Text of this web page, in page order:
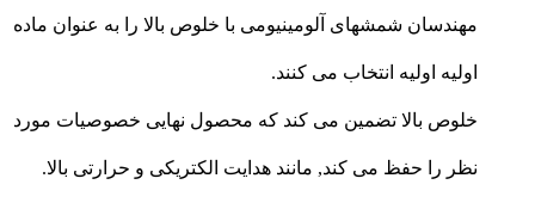
مهندسان شمشهای آلومینیومی با خلوص بالا را به عنوان ماده
اولیه اولیه انتخاب می کنند.
خلوص بالا تضمین می کند که محصول نهایی خصوصیات مورد
نظر را حفظ می کند, مانند هدایت الکتریکی و حرارتی بالا.